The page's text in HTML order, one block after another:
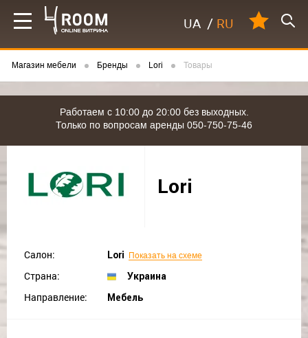
UA / RU
Магазин мебели Бренды Lori Товары
Работаем с 10:00 до 20:00 без выходных.
Только по вопросам аренды 050-750-75-46
Lori
Салон: Lori Показать на схеме
Страна: Украина
Направление: Мебель